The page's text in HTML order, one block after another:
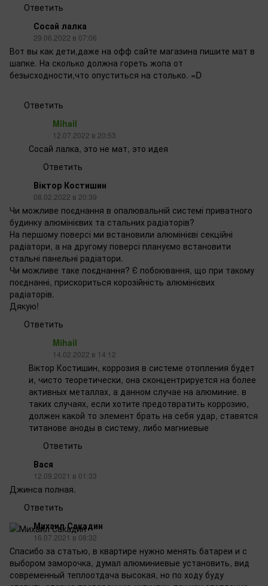
Ответить
Сосай лалка
29.06.2022 в 07:06
Вот вы как дети,даже на офф сайте магазина пишите мат в
шапке. На сколько должна гореть жопа от
безысходности,что опуститься на столько. =D
Ответить
Mihail
12.07.2022 в 20:53
Сосай лалка, это не мат, это идея
Ответить
Віктор Костишин
08.02.2022 в 20:39
Чи можливе поєднання в опалювальній системі приватного
будинку алюмінієвих та стальних радіаторів?
На першому поверсі ми встановили алюмінієві секційні
радіатори, а на другому поверсі плануємо встановити
стальні панельні радіатори.
Чи можливе таке поєднання? Є побоювання, що при такому
поєднанні, прискориться корозійність алюмінієвих
радіаторів.
Дякую!
Ответить
Mihail
14.02.2022 в 14:12
Віктор Костишин, коррозия в системе отопления будет
и, чисто теоретически, она сконцентрируется на более
активных металлах, а данном случае на алюминие. в
таких случаях, если хотите предотвратить коррозию,
должен какой то элемент брать на себя удар, ставятся
титанове аноды в систему, либо магниевые
Ответить
Вася
12.09.2021 в 01:33
Джинса полная.
Ответить
Михаил Сакадин
16.07.2021 в 08:32
Спасибо за статью, в квартире нужно менять батареи и с
выбором заморочка, думал алюминиевые установить, вид
современный теплоотдача высокая, но по ходу буду